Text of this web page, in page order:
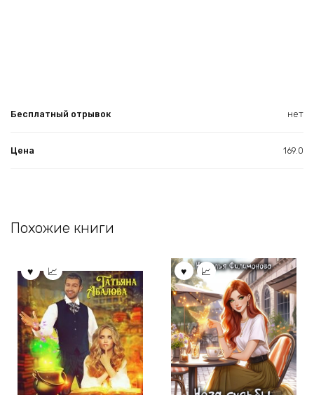
Бесплатный отрывок нет
Цена 169.0
Похожие книги